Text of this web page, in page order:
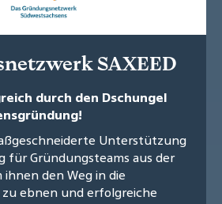
SAXEED
durch den Dschungel
Unterstützung
für Gründungsteams aus der
den Weg in die
ebnen und erfolgreiche